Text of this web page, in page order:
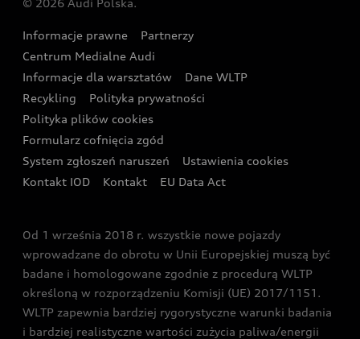
Wyszukaj najbliższego Partnera Audi
Oferta dla przedsiębiorców
Oferta dla klientów prywatnych
Kalkulator rat
Ubezpieczenie
Audi exclusive
Zasięg
Gwarancja
Akcje serwisowe Audi
Katalog online akcesoriów
Audi i Muzeum Sztuki Nowoczesnej w Warszawie
Audi driving experience
Audi quattro Cup
Audi i Puchar Świata w Skokach Narciarskich w
Zakopanem
© 2026 Audi Polska.
Informacje prawne
Partnerzy
Centrum Medialne Audi
Informacje dla warsztatów
Dane WLTP
Recykling
Polityka prywatności
Polityka plików cookies
Formularz cofnięcia zgód
System zgłoszeń naruszeń
Ustawienia cookies
Kontakt IOD
Kontakt EU Data Act
Od 1 września 2018 r. wszystkie nowe pojazdy
wprowadzane do obrotu w Unii Europejskiej muszą być
badane i homologowane zgodnie z procedurą WLTP
określoną w rozporządzeniu Komisji (UE) 2017/1151.
WLTP zapewnia bardziej rygorystyczne warunki badania
i bardziej realistyczne wartości zużycia paliwa/energii